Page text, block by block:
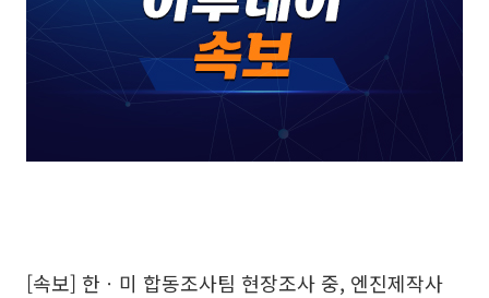
[속보] 한ㆍ미 합동조사팀 현장조사 중, 엔진제작사